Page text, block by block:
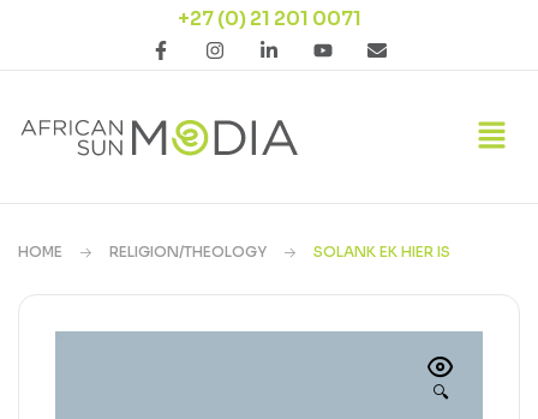
+27 (0) 21 201 0071
HOME RELIGION/THEOLOGY SOLANK EK HIER IS
🔍